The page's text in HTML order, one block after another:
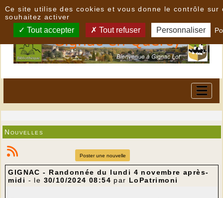
Nouvelles
Poster une nouvelle
GIGNAC - Randonnée du lundi 4 novembre après-
midi - le 30/10/2024 08:54 par LoPatrimoni
Ce site utilise des cookies et vous donne le contrôle sur
souhaitez activer
Tout accepter Tout refuser Personnaliser